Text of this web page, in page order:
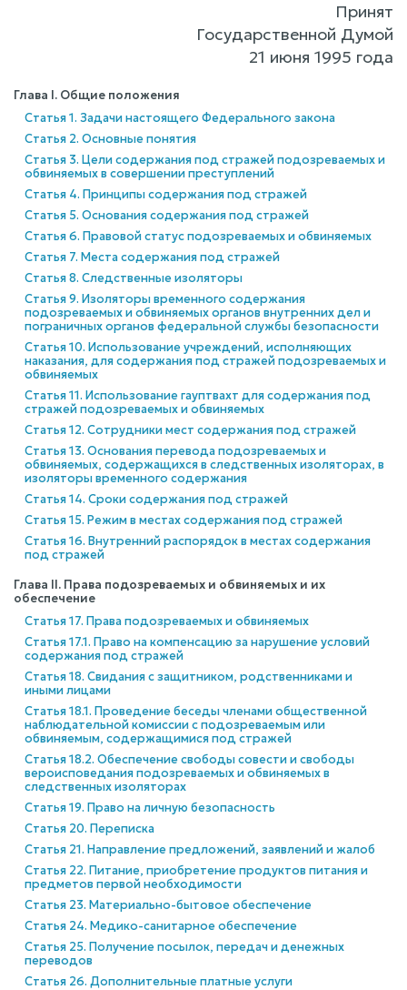
Принят
Государственной Думой
21 июня 1995 года
Глава I. Общие положения
Статья 1. Задачи настоящего Федерального закона
Статья 2. Основные понятия
Статья 3. Цели содержания под стражей подозреваемых и
обвиняемых в совершении преступлений
Статья 4. Принципы содержания под стражей
Статья 5. Основания содержания под стражей
Статья 6. Правовой статус подозреваемых и обвиняемых
Статья 7. Места содержания под стражей
Статья 8. Следственные изоляторы
Статья 9. Изоляторы временного содержания
подозреваемых и обвиняемых органов внутренних дел и
пограничных органов федеральной службы безопасности
Статья 10. Использование учреждений, исполняющих
наказания, для содержания под стражей подозреваемых и
обвиняемых
Статья 11. Использование гауптвахт для содержания под
стражей подозреваемых и обвиняемых
Статья 12. Сотрудники мест содержания под стражей
Статья 13. Основания перевода подозреваемых и
обвиняемых, содержащихся в следственных изоляторах, в
изоляторы временного содержания
Статья 14. Сроки содержания под стражей
Статья 15. Режим в местах содержания под стражей
Статья 16. Внутренний распорядок в местах содержания
под стражей
Глава II. Права подозреваемых и обвиняемых и их
обеспечение
Статья 17. Права подозреваемых и обвиняемых
Статья 17.1. Право на компенсацию за нарушение условий
содержания под стражей
Статья 18. Свидания с защитником, родственниками и
иными лицами
Статья 18.1. Проведение беседы членами общественной
наблюдательной комиссии с подозреваемым или
обвиняемым, содержащимися под стражей
Статья 18.2. Обеспечение свободы совести и свободы
вероисповедания подозреваемых и обвиняемых в
следственных изоляторах
Статья 19. Право на личную безопасность
Статья 20. Переписка
Статья 21. Направление предложений, заявлений и жалоб
Статья 22. Питание, приобретение продуктов питания и
предметов первой необходимости
Статья 23. Материально-бытовое обеспечение
Статья 24. Медико-санитарное обеспечение
Статья 25. Получение посылок, передач и денежных
переводов
Статья 26. Дополнительные платные услуги